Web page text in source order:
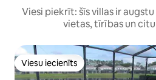
Viesi piekrīt: šīs villas ir
vietas, tīrības un
Viesu iecienīts
Viesu iecienīts